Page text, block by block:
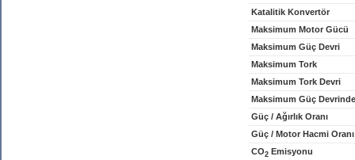
Katalitik Konvertör
Maksimum Motor Gücü
Maksimum Güç Devri
Maksimum Tork
Maksimum Tork Devri
Maksimum Güç
Güç / Ağırlık Oranı
Güç / Motor Hacmi Oranı
CO2 Emisyonu